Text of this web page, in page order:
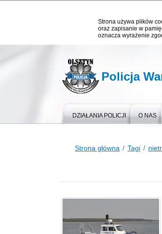
Strona używa plików
oraz zapisanie w
oznacza wyrażenie
Policja
DZIAŁANIA POLICJI O NAS
Strona główna Tagi